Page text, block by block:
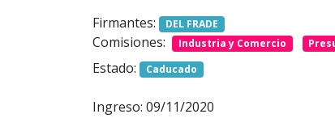
Firmantes:
DEL FRADE
Comisiones: Industria y Comercio
Estado: Caducado
Ingreso: 09/11/2020